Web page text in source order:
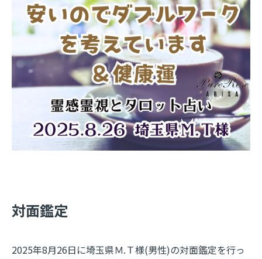
​対面鑑定
2025年8月26日に埼玉県Ｍ.Ｔ様(男性)の対面鑑定を行っ